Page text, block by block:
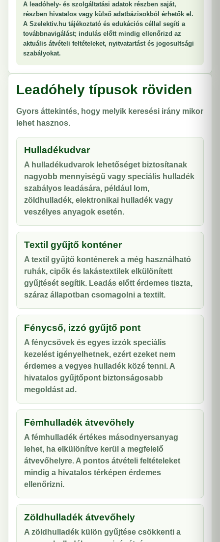
A leadóhely- és szolgáltatási adatok részben saját,
részben hivatalos vagy külső adatbázisokból érhetők el.
A Szelektiv.hu tájékoztató és edukációs céllal segíti a
továbbnavigálást; indulás előtt mindig ellenőrizd az
aktuális átvételi feltételeket, nyitvatartást és jogosultsági
szabályokat.
Leadóhely típusok röviden
Gyors áttekintés, hogy melyik keresési irány mikor
lehet hasznos.
Hulladékudvar
A hulladékudvarok lehetőséget biztosítanak
nagyobb mennyiségű vagy speciális hulladék
szabályos leadására, például lom,
zöldhulladék, elektronikai hulladék vagy
veszélyes anyagok esetén.
Textil gyűjtő konténer
A textil gyűjtő konténerek a még használható
ruhák, cipők és lakástextilek elkülönített
gyűjtését segítik. Leadás előtt érdemes tiszta,
száraz állapotban csomagolni a textilt.
Fénycső, izzó gyűjtő pont
A fénycsövek és egyes izzók speciális
kezelést igényelhetnek, ezért ezeket nem
érdemes a vegyes hulladék közé tenni. A
hivatalos gyűjtőpont biztonságosabb
megoldást ad.
Fémhulladék átvevőhely
A fémhulladék értékes másodnyersanyag
lehet, ha elkülönítve kerül a megfelelő
átvevőhelyre. A pontos átvételi feltételeket
mindig a hivatalos térképen érdemes
ellenőrizni.
Zöldhulladék átvevőhely
A zöldhulladék külön gyűjtése csökkenti a